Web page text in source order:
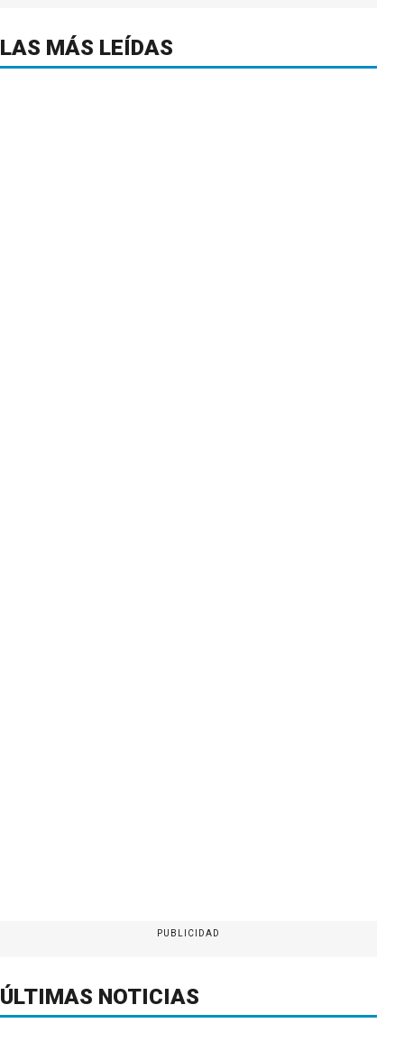
LAS MÁS LEÍDAS
PUBLICIDAD
ÚLTIMAS NOTICIAS